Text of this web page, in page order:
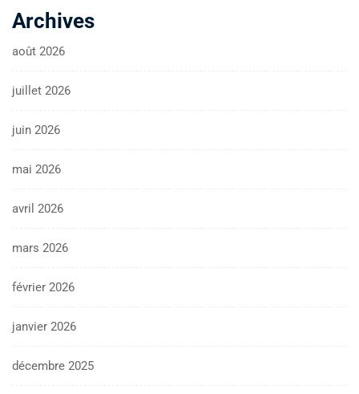
Archives
août 2026
juillet 2026
juin 2026
mai 2026
avril 2026
mars 2026
février 2026
janvier 2026
décembre 2025